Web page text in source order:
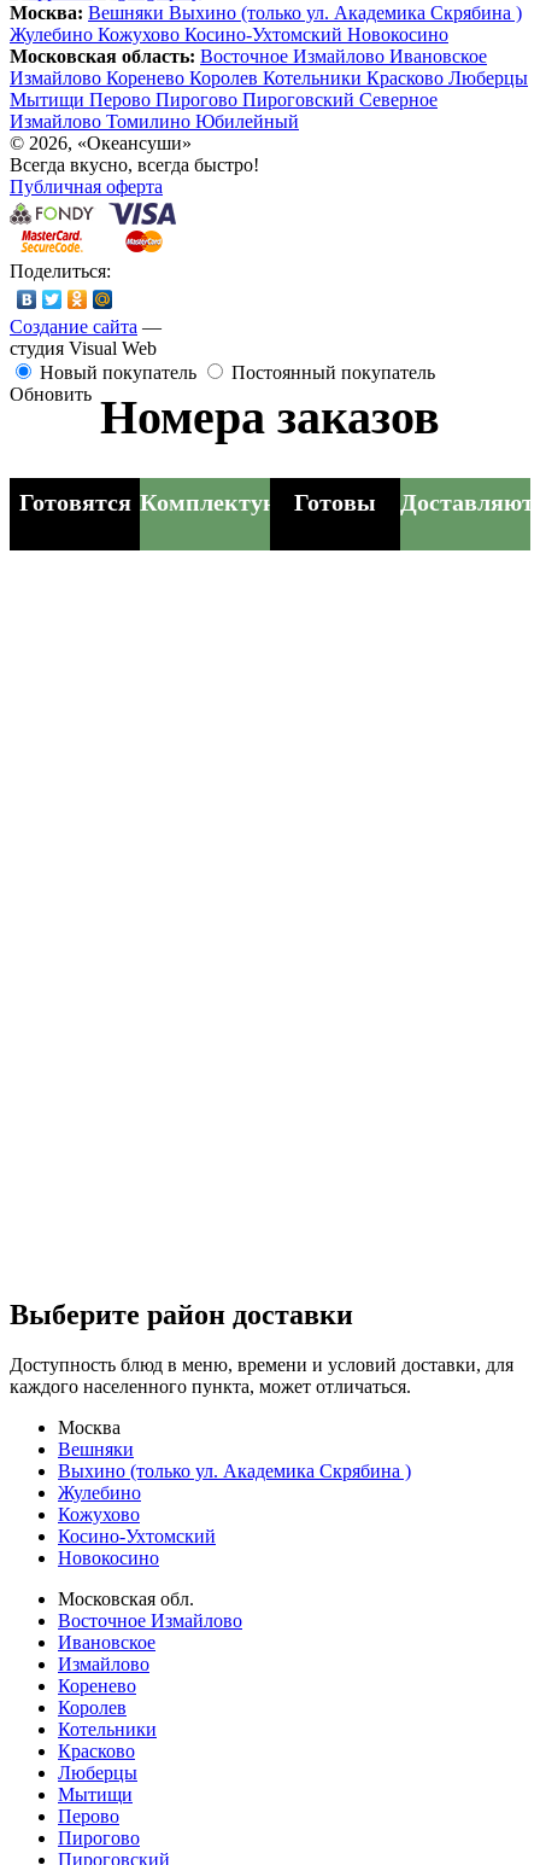
Москва: Вешняки Выхино (только ул. Академика Скрябина )
Жулебино Кожухово Косино-Ухтомский Новокосино
Московская область: Восточное Измайлово Ивановское
Измайлово Коренево Королев Котельники Красково Люберцы
Мытищи Перово Пирогово Пироговский Северное
Измайлово Томилино Юбилейный
© 2026, «Океансуши»
Всегда вкусно, всегда быстро!
Публичная оферта
Поделиться:
Создание сайта —
студия Visual Web
Новый покупатель
Постоянный покупатель
Обновить Номера заказов
Готовятся КомплектуютсяГотовы
Выберите район доставки
Доступность блюд в меню, времени и условий доставки, для
каждого населенного пункта, может отличаться.
Москва
Вешняки
Выхино (только ул. Академика Скрябина )
Жулебино
Кожухово
Косино-Ухтомский
Новокосино
Московская обл.
Восточное Измайлово
Ивановское
Измайлово
Коренево
Королев
Котельники
Красково
Люберцы
Мытищи
Перово
Пирогово
Пироговский